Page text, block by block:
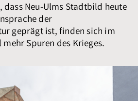
dass Neu-Ulms Stadtbild heute
der
geprägt ist, finden sich im
Spuren des Krieges.